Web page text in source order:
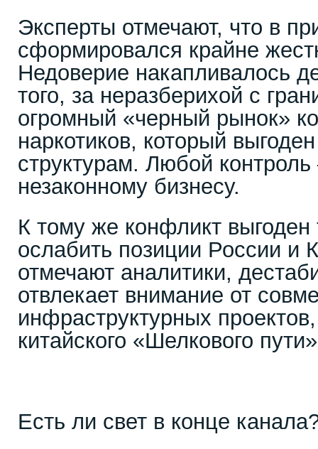
Эксперты отмечают, что в
сформировался крайне
Недоверие накапливалось
того, за неразберихой с
огромный «черный рынок»
наркотиков, который
структурам. Любой контроль
незаконному бизнесу.
К тому же конфликт выгоден
ослабить позиции России и
отмечают аналитики,
отвлекает внимание от
инфраструктурных
китайского «Шелкового
Есть ли свет в конце